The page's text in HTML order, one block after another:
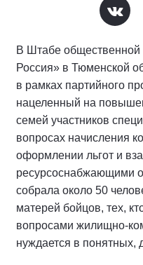
В Штабе общественной
Россия» в Тюменской
в рамках партийного
нацеленный на
семей участников
вопросах начисления
оформлении льгот и
ресурсоснабжающими
собрала около 50
матерей бойцов, тех,
вопросами жилищно-
нуждается в понятных,